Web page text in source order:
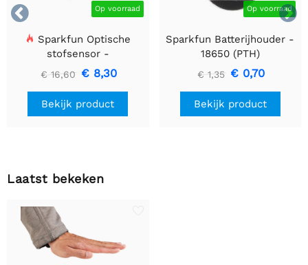

 Op voorraad
Sparkfun Optische
stofsensor -
GP2Y1010AU0F
€ 16,60 € 8,30
Bekijk product
Op voorraad
Sparkfun Batterijhouder -
18650 (PTH)
€ 1,35 € 0,70
Bekijk product
Laatst bekeken